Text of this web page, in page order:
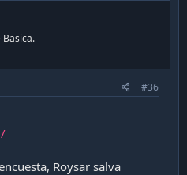
#36
Roysar salva